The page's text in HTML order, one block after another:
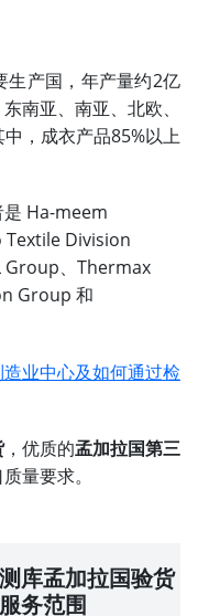
生产国，年产量约2亿
南亚、南亚、北欧、
，成衣产品85%以上
是 Ha-meem
Division
Group、Thermax
Group 和
业中心及如何通过检
，优质的孟加拉国第三
量要求。
测库孟加拉国验货
服务范围